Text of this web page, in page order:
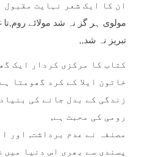
ان کا ایک شعر نہایت مقبول
مولوی ہر گز نہ شد مولائے
تبریز نہ شد,,
کتاب کا مرکزی کردار ایک
خاتون ایلا کے کرد گھومتا
زندگی کے بدل جانے کی
رومی کی محبت ہے,
مصنفہ نے عدم برداشت, اور
پسندی سے بھری اس دنیا میں